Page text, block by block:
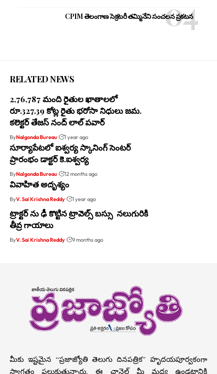
CPIM తెలంగాణ సెక్రటరీ తమ్మినేని సంచలన ప్రకటన
RELATED NEWS
2,76,787 మంది రైతుల ఖాతాలలో
రూ.327.39 కోట్ల రైతు భరోసా నిధులు జమ.
కలెక్టర్ తేజస్ నంద్ లాల్ పవార్
ByNalgonda Bureau 1 year ago
సూర్యాపేటలో ఐశ్వర్య స్కానింగ్ సెంటర్
ప్రారంభం డాక్టర్ కె.ఐశ్వర్య
ByNalgonda Bureau 12 months ago
వివాహిత అదృశ్యం
ByV. Sai Krishna Reddy 1 year ago
ట్రాక్టర్ ను ఢీ కొట్టిన ట్రావెల్స్ బస్సు నలుగురికి
తీవ్ర గాయాలు
ByV. Sai Krishna Reddy 9 months ago
మీకు ఇష్టమైన “ప్రజాజ్యోతి తెలుగు దినపత్రిక” హృదయపూర్వకంగా
స్వాగతం పలుకుతున్నారు. ఈ ఛానెల్ మీ మధ్య ఉండటానికి